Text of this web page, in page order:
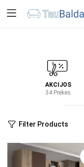
AKCIJOS
34 Prekes
Filter Products